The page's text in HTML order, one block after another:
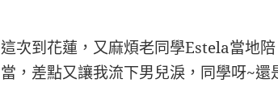
這次到花蓮，又麻煩老同學Estela當地
當，差點又讓我流下男兒淚，同學呀~還